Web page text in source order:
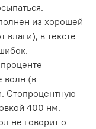
из хорошей
влаги), в тексте
волн (в
Стопроцентную
400 нм.
не говорит о